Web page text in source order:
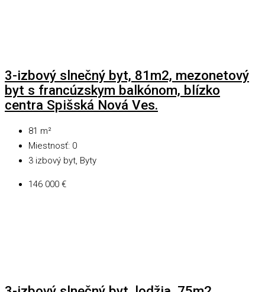
3-izbový slnečný byt, 81m2, mezonetový
byt s francúzskym balkónom, blízko
centra Spišská Nová Ves.
81 m²
Miestnosť: 0
3 izbový byt, Byty
146 000 €